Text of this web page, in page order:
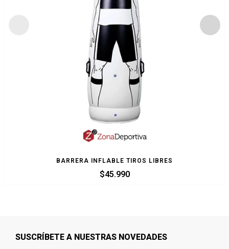
BARRERA INFLABLE TIROS LIBRES
$45.990
SUSCRÍBETE A NUESTRAS NOVEDADES